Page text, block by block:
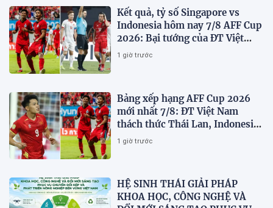
Kết quả, tỷ số Singapore vs
Indonesia hôm nay 7/8 AFF Cup
2026: Bại tướng của ĐT Việt
nam dừng bước sớm
1 giờ trước
Bảng xếp hạng AFF Cup 2026
mới nhất 7/8: ĐT Việt Nam
thách thức Thái Lan, Indonesia
dừng bước
1 giờ trước
HỆ SINH THÁI GIẢI PHÁP
KHOA HỌC, CÔNG NGHỆ VÀ